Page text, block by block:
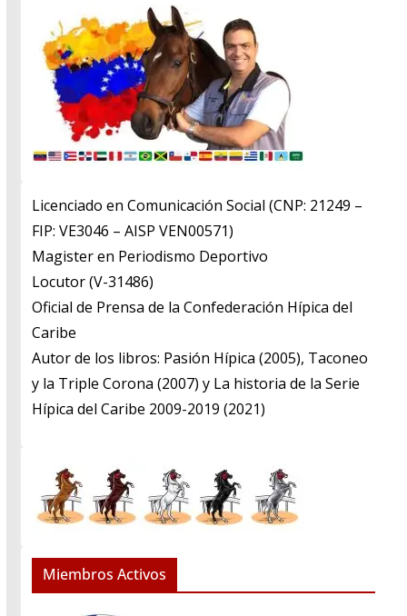
Licenciado en Comunicación Social (CNP: 21249 –
FIP: VE3046 – AISP VEN00571)
​Magister en Periodismo Deportivo
​Locutor (V-31486)
​Oficial de Prensa de la Confederación Hípica del
Caribe
​Autor de los libros: Pasión Hípica (2005), Taconeo
y la Triple Corona (2007) y La historia de la Serie
Hípica del Caribe 2009-2019 (2021)
Miembros Activos